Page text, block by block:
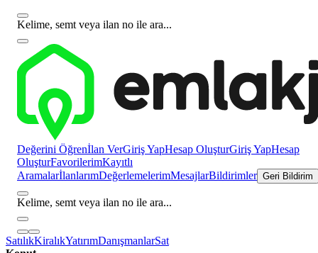
Kelime, semt veya ilan no ile ara...
Değerini Öğrenİlan VerGiriş YapHesap OluşturGiriş YapHesap
OluşturFavorilerimKayıtlı
AramalarİlanlarımDeğerlemelerimMesajlarBildirimler Geri Bildirim
Kelime, semt veya ilan no ile ara...
SatılıkKiralıkYatırımDanışmanlarSat